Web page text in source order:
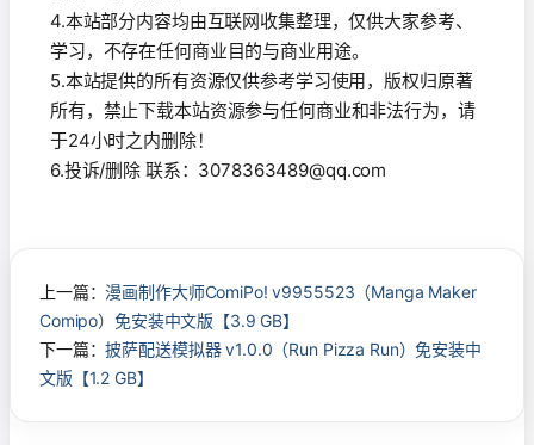
4.本站部分内容均由互联网收集整理，仅供大家参考、
学习，不存在任何商业目的与商业用途。
5.本站提供的所有资源仅供参考学习使用，版权归原著
所有，禁止下载本站资源参与任何商业和非法行为，请
于24小时之内删除！
6.投诉/删除 联系：3078363489@qq.com
上一篇：漫画制作大师ComiPo! v9955523（Manga Maker
Comipo）免安装中文版【3.9 GB】
下一篇：披萨配送模拟器 v1.0.0（Run Pizza Run）免安装中
文版【1.2 GB】